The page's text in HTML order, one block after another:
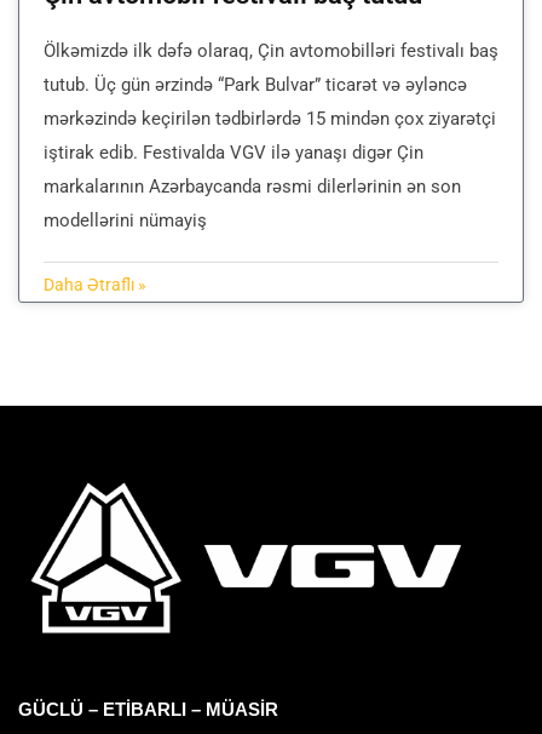
Ölkəmizdə ilk dəfə olaraq, Çin avtomobilləri festivalı baş
tutub. Üç gün ərzində “Park Bulvar” ticarət və əyləncə
mərkəzində keçirilən tədbirlərdə 15 mindən çox ziyarətçi
iştirak edib. Festivalda VGV ilə yanaşı digər Çin
markalarının Azərbaycanda rəsmi dilerlərinin ən son
modellərini nümayiş
Daha Ətraflı »
GÜCLÜ – ETİBARLI – MÜASİR